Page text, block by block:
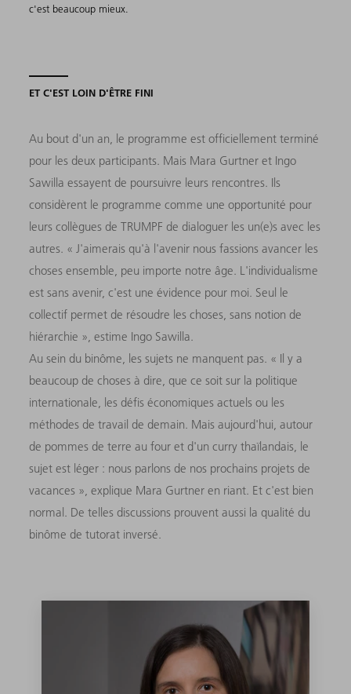
c'est beaucoup mieux.
ET C'EST LOIN D'ÊTRE FINI
Au bout d'un an, le programme est officiellement terminé
pour les deux participants. Mais Mara Gurtner et Ingo
Sawilla essayent de poursuivre leurs rencontres. Ils
considèrent le programme comme une opportunité pour
leurs collègues de TRUMPF de dialoguer les un(e)s avec les
autres. « J'aimerais qu'à l'avenir nous fassions avancer les
choses ensemble, peu importe notre âge. L'individualisme
est sans avenir, c'est une évidence pour moi. Seul le
collectif permet de résoudre les choses, sans notion de
hiérarchie », estime Ingo Sawilla.
Au sein du binôme, les sujets ne manquent pas. « Il y a
beaucoup de choses à dire, que ce soit sur la politique
internationale, les défis économiques actuels ou les
méthodes de travail de demain. Mais aujourd'hui, autour
de pommes de terre au four et d'un curry thaïlandais, le
sujet est léger : nous parlons de nos prochains projets de
vacances », explique Mara Gurtner en riant. Et c'est bien
normal. De telles discussions prouvent aussi la qualité du
binôme de tutorat inversé.